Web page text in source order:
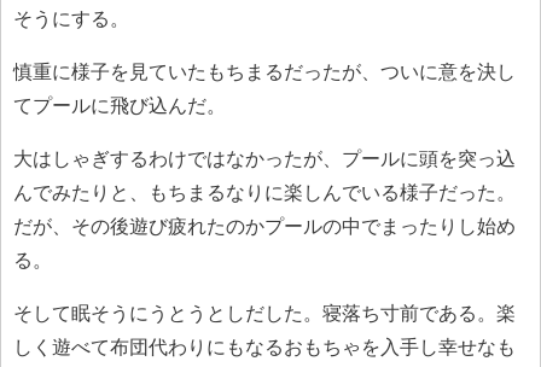
そうにする。
慎重に様子を見ていたもちまるだったが、ついに意を決し
てプールに飛び込んだ。
大はしゃぎするわけではなかったが、プールに頭を突っ込
んでみたりと、もちまるなりに楽しんでいる様子だった。
だが、その後遊び疲れたのかプールの中でまったりし始め
る。
そして眠そうにうとうとしだした。寝落ち寸前である。楽
しく遊べて布団代わりにもなるおもちゃを入手し幸せなも